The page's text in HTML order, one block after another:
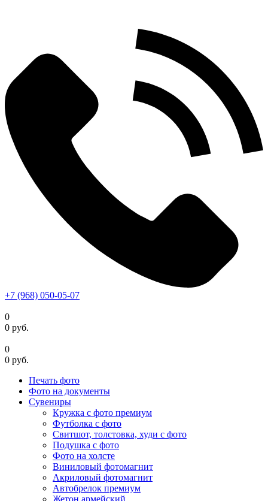
+7 (968) 050-05-07
0
0 руб.
0
0 руб.
Печать фото
Фото на документы
Сувениры
Кружка с фото премиум
Футболка с фото
Свитшот, толстовка, худи с фото
Подушка с фото
Фото на холсте
Виниловый фотомагнит
Акриловый фотомагнит
Автобрелок премиум
Жетон армейский